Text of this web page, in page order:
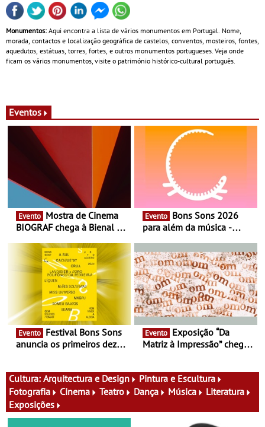
Monumentos: Aqui encontra a lista de vários monumentos em Portugal. Nome,
morada, contactos e localização geográfica de castelos, conventos, mosteiros, fontes,
aquedutos, estátuas, torres, fortes, e outros monumentos portugueses. Veja onde
ficam os vários monumentos, visite o património histórico-cultural português.
Eventos
Evento
BIOGRAF chega à Bienal de
Documentário, ensaio
fílmico e práticas artísticas
Evento
para além da música -
percursos, oficinas,
atividades para toda a
família e muito mais
Evento
anuncia os primeiros dez
Evento
Matriz à Impressão” chega
nova exposição do Museu
do Oriente prova-o
Cultura: Arquitectura e Design
Pintura e Escultura
Fotografia
Cinema Teatro Dança Música
Literatura
Exposições